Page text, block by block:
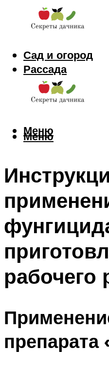
Сад и огород
Рассада
Цветы
Заготовки
Меню
Меню
рабочего
препарата